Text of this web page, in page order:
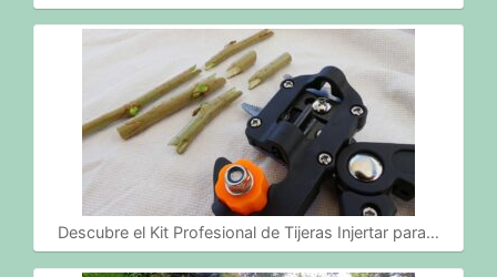
Descubre el Kit Profesional de Tijeras Injertar para…